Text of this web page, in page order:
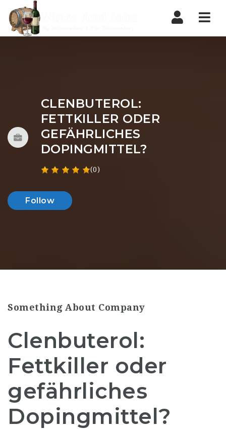
CLENBUTEROL:
FETTKILLER ODER
GEFÄHRLICHES
DOPINGMITTEL?
(0)
Follow
Something About Company
Clenbuterol:
Fettkiller oder
gefährliches
Dopingmittel?